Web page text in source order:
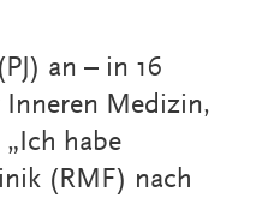
an – in 16
Inneren Medizin,
habe
(RMF) nach